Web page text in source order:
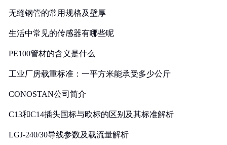
无缝钢管的常用规格及壁厚
生活中常见的传感器有哪些呢
PE100管材的含义是什么
工业厂房载重标准：一平方米能承受多少公斤
CONOSTAN公司简介
C13和C14插头国标与欧标的区别及其标准解析
LGJ-240/30导线参数及载流量解析